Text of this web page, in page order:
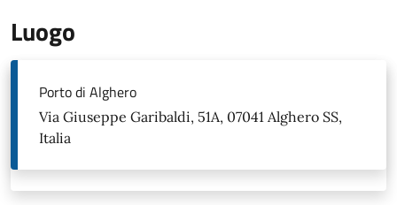
Luogo
Porto di Alghero
Via Giuseppe Garibaldi, 51A, 07041 Alghero SS,
Italia